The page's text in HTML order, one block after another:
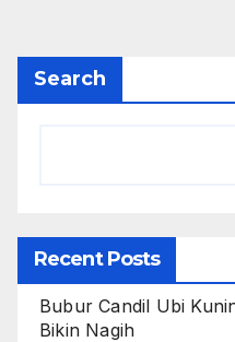
Search
Recent Posts
Bubur Candil Ubi
Bikin Nagih